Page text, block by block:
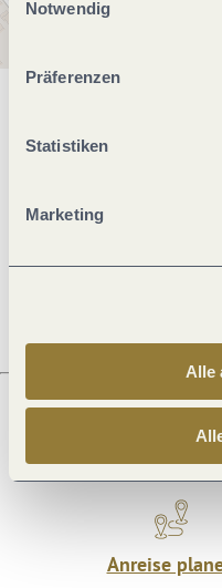
jederzeit widerrufen
ablehnen" kann es zu
Notwendig
Präferenzen
Statistiken
Marketing
Alle
Öffnungszeiten
Was möchtest du als
Anreise